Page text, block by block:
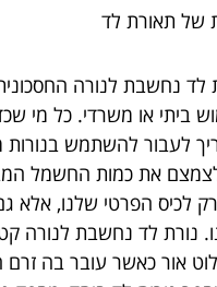
של תאורת לד
לד נחשבת לנורה
ביתי או משרדי. כל מי
לעבור להשתמש בנורות
את כמות החשמל
לכיס הפרטי שלנו, אלא
נורת לד נחשבת לנורה
אור כאשר עובר בה זרם